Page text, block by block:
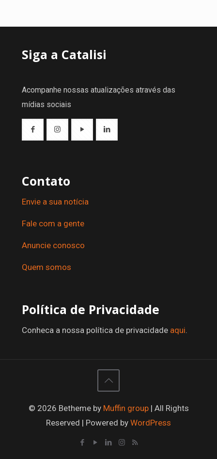
Siga a Catalisi
Acompanhe nossas atualizações através das
mídias sociais
Contato
Envie a sua notícia
Fale com a gente
Anuncie conosco
Quem somos
Política de Privacidade
Conheca a nossa política de privacidade aqui.
© 2026 Betheme by Muffin group| All Rights
Reserved | Powered by WordPress